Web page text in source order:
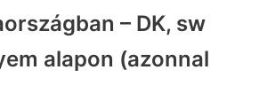
– DK, sw
alapon (azonnal